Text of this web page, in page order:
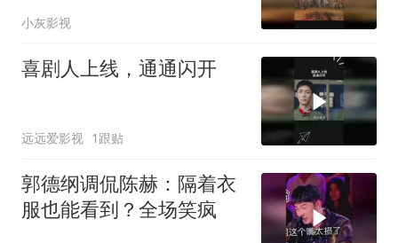
小灰影视
喜剧人上线，通通闪开
远远爱影视 1跟贴
郭德纲调侃陈赫：隔着衣
服也能看到？全场笑疯